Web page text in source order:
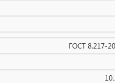
ГОСТ 8.217-